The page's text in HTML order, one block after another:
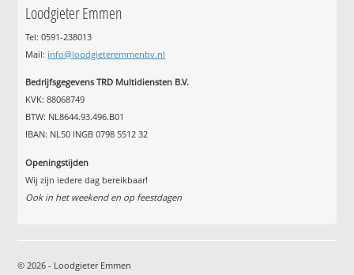
Loodgieter Emmen
Tel: 0591-238013
Mail: info@loodgieteremmenbv.nl
Bedrijfsgegevens TRD Multidiensten B.V.
KVK: 88068749
BTW: NL8644.93.496.B01
IBAN: NL50 INGB 0798 5512 32
Openingstijden
Wij zijn iedere dag bereikbaar!
Ook in het weekend en op feestdagen
© 2026 - Loodgieter Emmen